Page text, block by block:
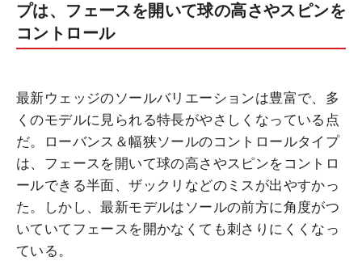
プは、フェースを開いて球の高さやスピンを
コントロール
最新ウェッジのソールバリエーションは豊富で、多
くのモデルに見られる特長がやさしくなっている点
だ。ローバンス＆幅狭ソールのコントロールタイプ
は、フェースを開いて球の高さやスピンをコントロ
ールできる半面、ザックリなどのミスが出やすかっ
た。しかし、最新モデルはソールの前方に角度がつ
いていてフェースを開かなくても刺さりにくくなっ
ている。